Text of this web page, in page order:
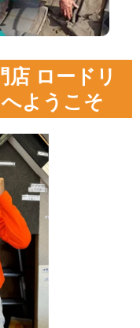
店 ロードリ
ようこそ